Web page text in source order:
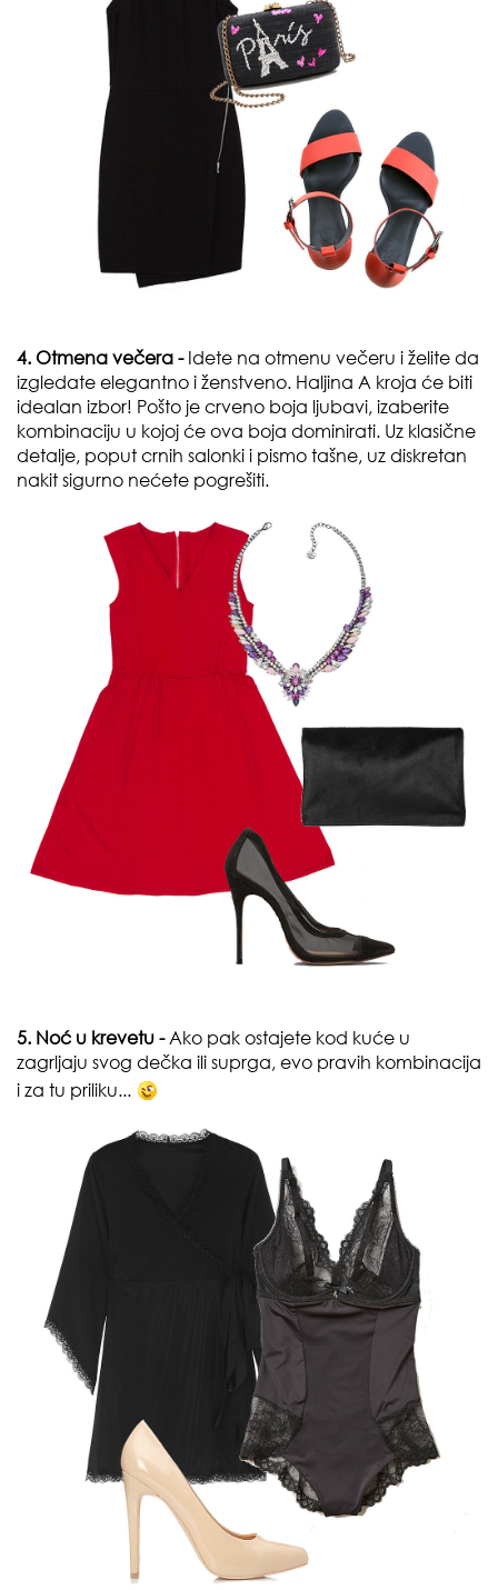
4. Otmena večera - Idete na otmenu večeru i želite da
izgledate elegantno i ženstveno. Haljina A kroja će biti
idealan izbor! Pošto je crveno boja ljubavi, izaberite
kombinaciju u kojoj će ova boja dominirati. Uz klasične
detalje, poput crnih salonki i pismo tašne, uz diskretan
nakit sigurno nećete pogrešiti.
5. Noć u krevetu - Ako pak ostajete kod kuće u
zagrljaju svog dečka ili suprga, evo pravih kombinacija
i za tu priliku...